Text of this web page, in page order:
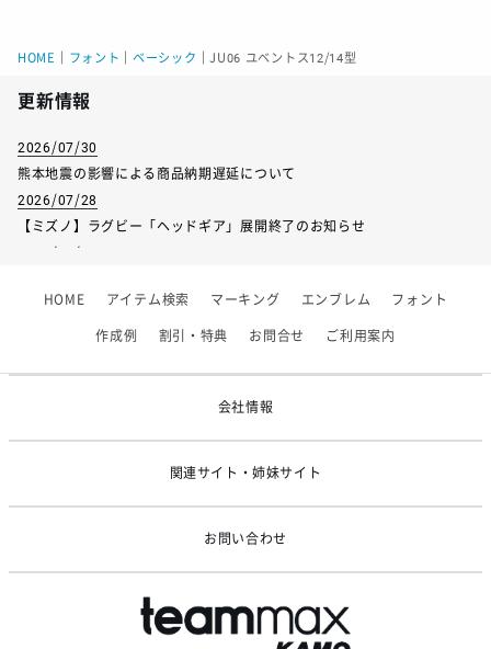
HOME フォント ｜ベーシック ｜JU06 ユベントス12/14型
更新情報
2026/07/30
熊本地震の影響による商品納期遅延について
2026/07/28
【ミズノ】ラグビー「ヘッドギア」展開終了のお知らせ
2026/07/01
2026/06/09
【アシックス】一部商品「生地の在庫限り」廃盤のお知らせ
HOME アイテム検索 マーキング エンブレム フォント
作成例 割引・特典 お問合せ ご利用案内
会社情報
関連サイト・姉妹サイト
お問い合わせ